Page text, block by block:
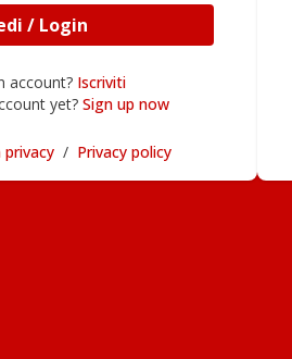
Accedi / Login
account? Iscriviti
yet? Sign up now
/ Privacy policy